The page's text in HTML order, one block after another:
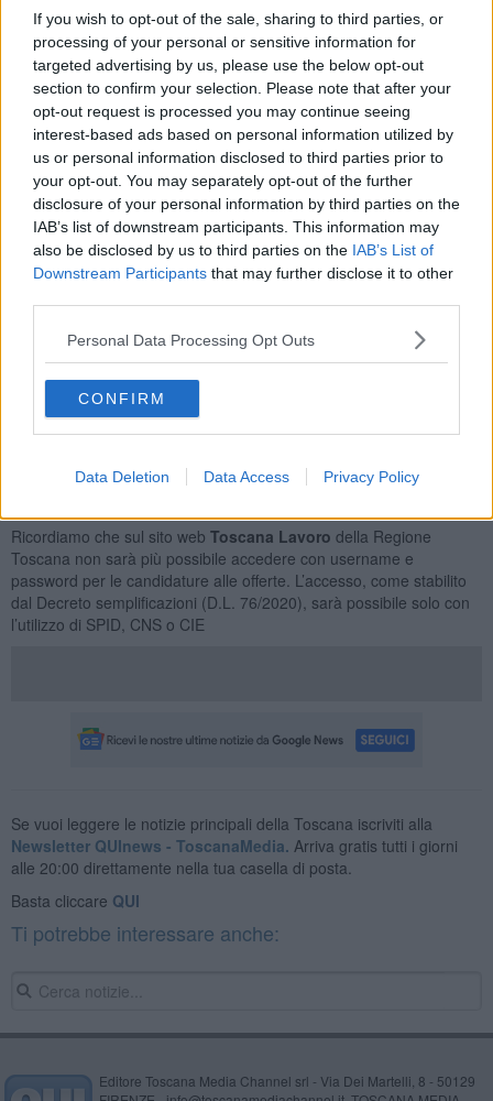
If you wish to opt-out of the sale, sharing to third parties, or
processing of your personal or sensitive information for
targeted advertising by us, please use the below opt-out
section to confirm your selection. Please note that after your
opt-out request is processed you may continue seeing
interest-based ads based on personal information utilized by
us or personal information disclosed to third parties prior to
your opt-out. You may separately opt-out of the further
disclosure of your personal information by third parties on the
IAB’s list of downstream participants. This information may
also be disclosed by us to third parties on the IAB’s List of
Downstream Participants that may further disclose it to other
Personal Data Processing Opt Outs
CONFIRM
Data Deletion Data Access Privacy Policy
Questa settimana:
I lavori più richiesti
Commessi Delle Vendite al Minuto44
Professioni Qualificate Nei Servizi Sanitari e Sociali
Addetti All'assistenza Personale 27
Addetti a Funzioni di Segreteria25
Orario Lavoro
Full Time 475
Part Time323
Tipologia Contratto
Lavoro a Tempo Determinato
Lavoro a Tempo Indeterminato94
Ricordiamo che sul sito web Toscana Lavoro della Regione
Toscana non sarà più possibile accedere con username e
password per le candidature alle offerte. L’accesso, come stabilito
dal Decreto semplificazioni (D.L. 76/2020), sarà possibile solo con
l’utilizzo di SPID, CNS o CIE
Se vuoi leggere le notizie principali della Toscana iscriviti alla
Newsletter QUInews - ToscanaMedia. Arriva gratis tutti i giorni
alle 20:00 direttamente nella tua casella di posta.
Basta cliccare QUI
Ti potrebbe interessare anche:
Editore Toscana Media Channel srl - Via Dei Martelli, 8 - 50129